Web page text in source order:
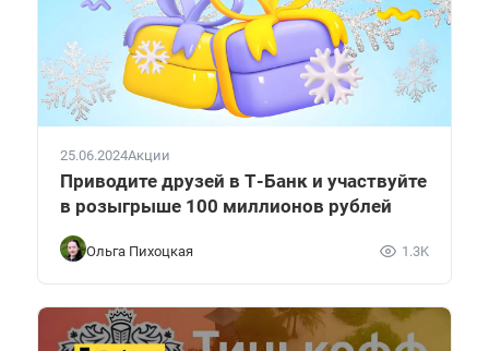
25.06.2024Акции
Приводите друзей в Т-Банк и участвуйте
в розыгрыше 100 миллионов рублей
Ольга Пихоцкая 1.3K